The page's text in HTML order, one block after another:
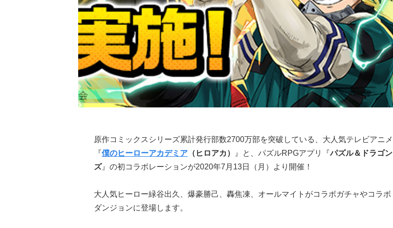
原作コミックスシリーズ累計発行部数2700万部を突破している、大人気テレビアニメ
『僕のヒーローアカデミア （ヒロアカ） 』と、パズルRPGアプリ『パズル＆ドラゴン
ズ』の初コラボレーションが2020年7月13日（月）より開催！
大人気ヒーロー緑谷出久、爆豪勝己、轟焦凍、オールマイトがコラボガチャやコラボ
ダンジョンに登場します。